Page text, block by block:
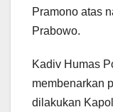
Pramono atas
Prabowo.
Kadiv Humas
membenarkan
dilakukan